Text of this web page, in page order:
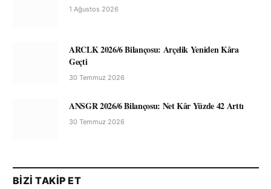
1 Ağustos 2026
ARCLK 2026/6 Bilançosu: Arçelik Yeniden Kâra
Geçti
30 Temmuz 2026
ANSGR 2026/6 Bilançosu: Net Kâr Yüzde 42 Arttı
30 Temmuz 2026
BIZI TAKIP ET